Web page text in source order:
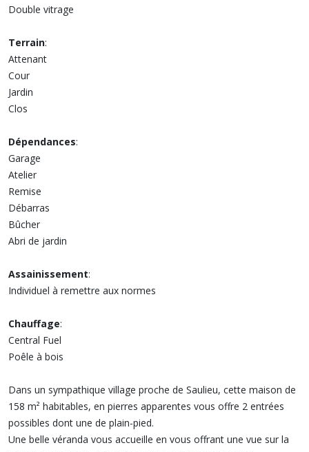
Double vitrage
Terrain:
Attenant
Cour
Jardin
Clos
Dépendances:
Garage
Atelier
Remise
Débarras
Bûcher
Abri de jardin
Assainissement:
Individuel à remettre aux normes
Chauffage:
Central Fuel
Poêle à bois
Dans un sympathique village proche de Saulieu, cette maison de
158 m² habitables, en pierres apparentes vous offre 2 entrées
possibles dont une de plain-pied.
Une belle véranda vous accueille en vous offrant une vue sur la